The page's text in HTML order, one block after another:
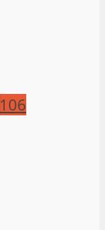
106